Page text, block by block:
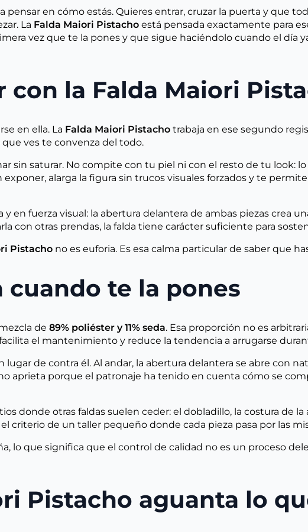
en cómo estás. Quieres entrar, cruzar la puerta y que
La Falda Maiori Pistacho está pensada exactamente para
vez que te la pones y que sigue haciéndolo cuando el día
la Falda Maiori
en ella. La Falda Maiori Pistacho trabaja en ese segundo
ves te convenza del todo.
sin saturar. No compite con tu piel ni con el resto de tu look: lo
alarga la figura sin trucos visuales forzados y te
en fuerza visual: la abertura delantera de ambas piezas crea
con otras prendas, la falda tiene carácter suficiente para
Pistacho no es euforia. Es esa calma particular de saber que
cuando te la pones
de 89% poliéster y 11% seda. Esa proporción no es
el mantenimiento y reduce la tendencia a arrugarse
de contra él. Al andar, la abertura delantera se abre con
aprieta porque el patronaje ha tenido en cuenta cómo se
donde otras faldas suelen ceder: el dobladillo, la costura de la
criterio de un taller pequeño donde cada pieza pasa por las
lo que significa que el control de calidad no es un proceso
Pistacho aguanta lo